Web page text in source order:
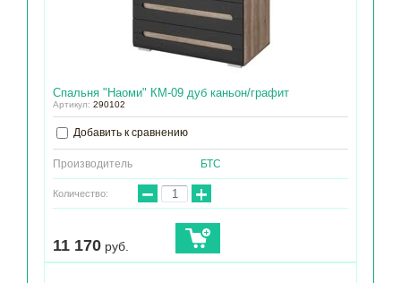
Спальня "Наоми" КМ-09 дуб каньон/графит
Артикул: 290102
Добавить к сравнению
Производитель БТС
Количество: − +
11 170 руб.